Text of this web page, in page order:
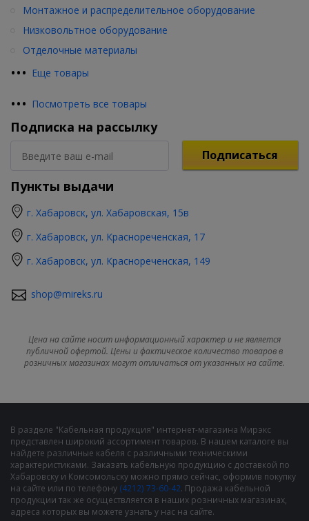
••• Еще товары
Монтажное и распределительное оборудование
Низковольтное оборудование
Отделочные материалы
••• Посмотреть все товары
Подписка на рассылку
Подписаться
Пункты выдачи
г. Хабаровск, ул. Хабаровская, 15в
г. Хабаровск, ул. Краснореченская, 17
г. Хабаровск, ул. Краснореченская, 149
shop@mireks.ru
Цена на сайте носит информационный характер и не является
публичной офертой. Цены и фактическое количество товаров в
розничных магазинах могут отличаться от указанных на сайте.
В разделе "Кабельная продукция" интернет-магазина Мирэкс
представлен широкий ассортимент товаров. В нашем каталоге вы
найдете различные кабеля с различными техническими
характеристиками. Заказать кабельную продукцию с доставкой по
Хабаровску и Комсомольску можно прямо сейчас, оформив покупку
на сайте или по телефону (4212) 73-60-42. Продажа кабельной
продукции так же осуществляется в наших розничных магазинах,
адреса которых вы можете узнать у нас на сайте.